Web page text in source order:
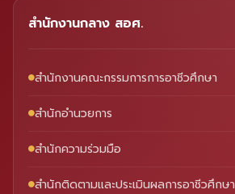
สำนักงานกลาง สอศ.
สำนักงานคณะกรรมการการอาชีวศึกษา
สำนักอำนวยการ
สำนักความร่วมมือ
สำนักติดตามและประเมินผลการอาชีวศึกษา